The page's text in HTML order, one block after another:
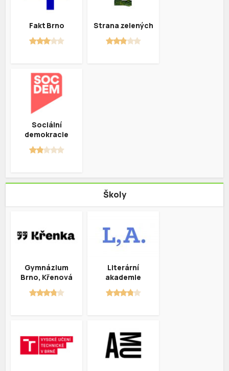
Fakt Brno Strana zelených
Sociální
demokracie
Školy
Gymnázium
Brno, Křenová
Literární
akademie